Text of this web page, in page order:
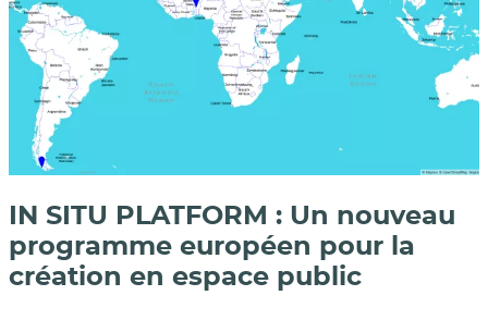
IN SITU PLATFORM : Un nouveau
programme européen pour la
création en espace public